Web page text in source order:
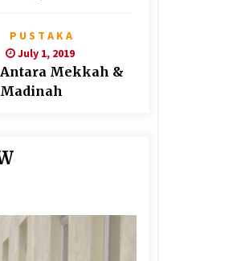
P U S T A K A
July 1, 2019
Antara Mekkah &
Madinah